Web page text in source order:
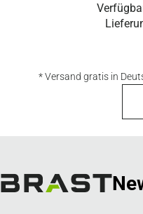
* Versand gratis in